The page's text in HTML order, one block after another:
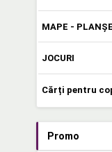
MAPE -
JOCURI
Cărți pentru
Promo